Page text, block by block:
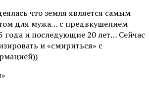
что земля является самым
для мужа… с предвкушением
года и последующие 20 лет… Сейчас
и «смириться» с